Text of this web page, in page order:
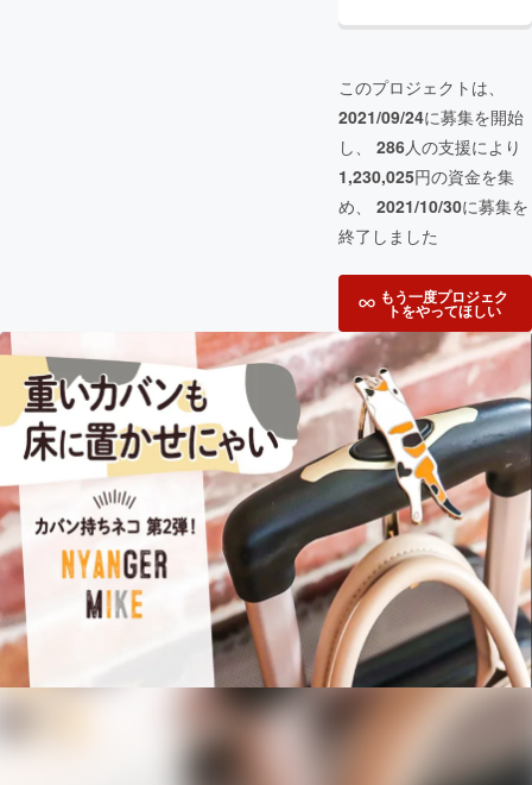
このプロジェクトは、
2021/09/24に募集を開始
し、 286人の支援により
1,230,025円の資金を集
め、 2021/10/30に募集を
終了しました
もう一度プロジェク
トをやってほしい